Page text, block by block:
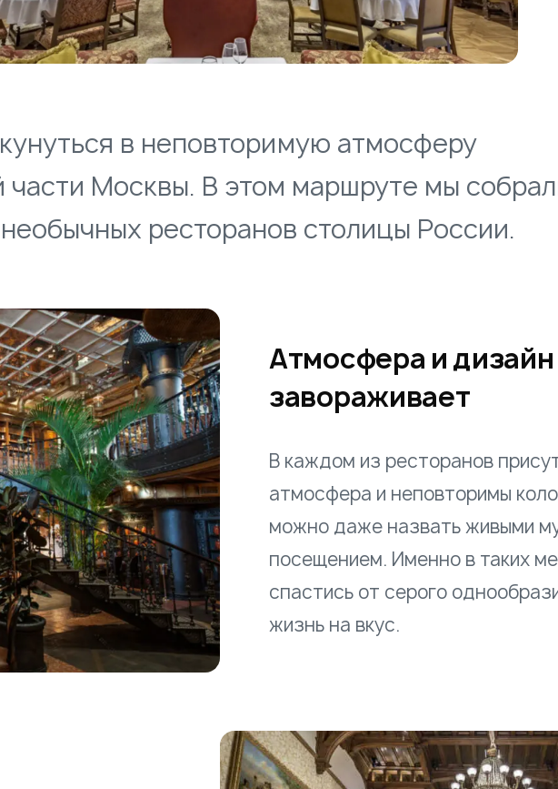
в неповторимую атмосферу
части Москвы. В этом маршруте мы
ресторанов столицы России.
Атмосфера и
завораживает
В каждом из ресторанов
атмосфера и неповторимы
можно даже назвать живыми
посещением. Именно в таких
спастись от серого
жизнь на вкус.